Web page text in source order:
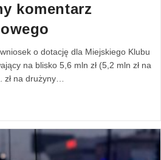
komentarz
o dotację dla Miejskiego Klubu
na blisko 5,6 mln zł (5,2 mln zł na
zł na drużyny…